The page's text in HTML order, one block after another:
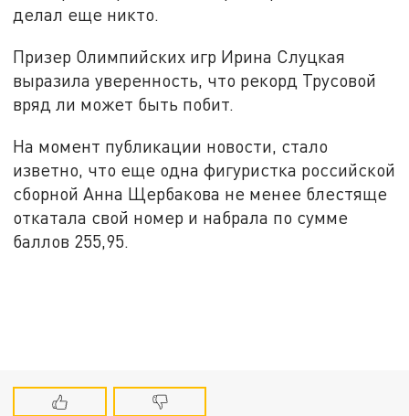
делал еще никто.
Призер Олимпийских игр Ирина Слуцкая
выразила уверенность, что рекорд Трусовой
вряд ли может быть побит.
На момент публикации новости, стало
изветно, что еще одна фигуристка российской
сборной Анна Щербакова не менее блестяще
откатала свой номер и набрала по сумме
баллов 255,95.